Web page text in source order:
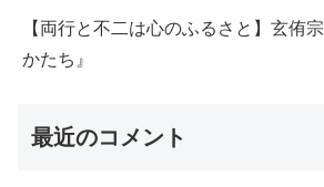
【両行と不二は心のふるさと】玄侑
かたち』
最近のコメント